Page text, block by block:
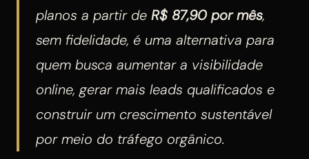
planos a partir de R$ 87,90 por mês,
sem fidelidade, é uma alternativa para
quem busca aumentar a visibilidade
online, gerar mais leads qualificados e
construir um crescimento sustentável
por meio do tráfego orgânico.